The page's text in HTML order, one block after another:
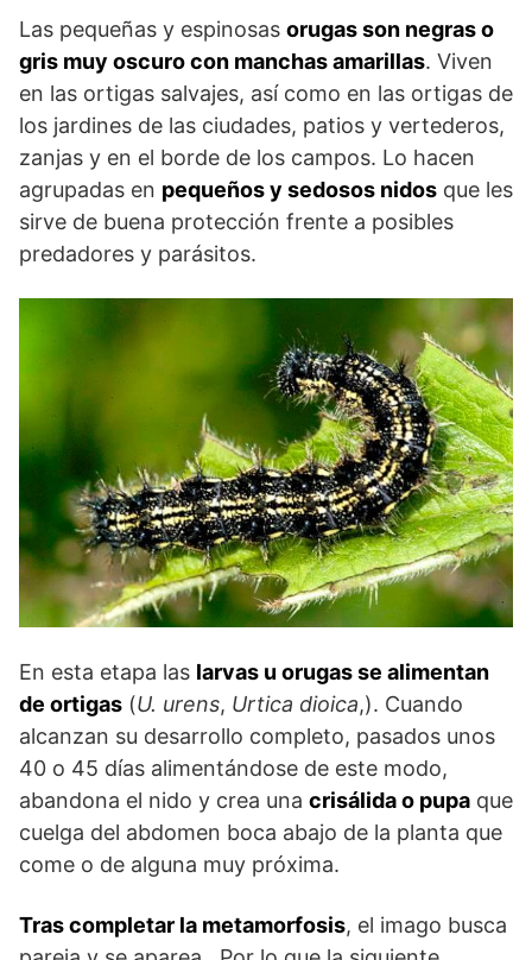
Las pequeñas y espinosas orugas son negras o
gris muy oscuro con manchas amarillas. Viven
en las ortigas salvajes, así como en las ortigas de
los jardines de las ciudades, patios y vertederos,
zanjas y en el borde de los campos. Lo hacen
agrupadas en pequeños y sedosos nidos que les
sirve de buena protección frente a posibles
predadores y parásitos.
En esta etapa las larvas u orugas se alimentan
de ortigas (U. urens, Urtica dioica,). Cuando
alcanzan su desarrollo completo, pasados unos
40 o 45 días alimentándose de este modo,
abandona el nido y crea una crisálida o pupa que
cuelga del abdomen boca abajo de la planta que
come o de alguna muy próxima.
Tras completar la metamorfosis, el imago busca